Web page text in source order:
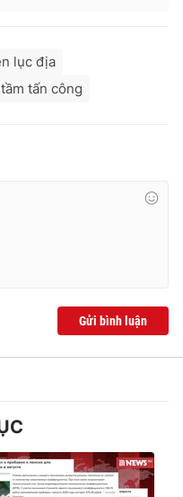
tử số 483/GP-BTTTT
355 932
lục địa
tấn công
Gửi bình luận